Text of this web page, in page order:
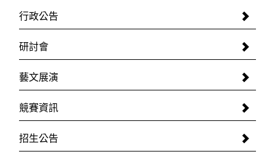
行政公告
研討會
藝文展演
競賽資訊
招生公告